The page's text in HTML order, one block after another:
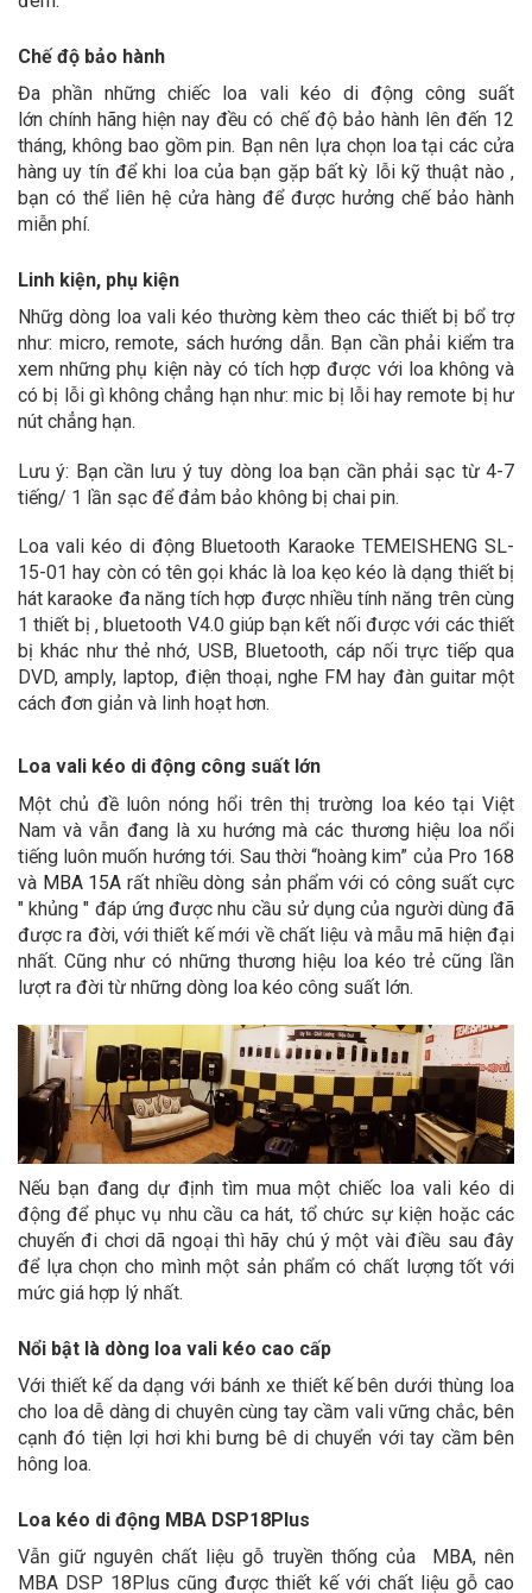
Chế độ bảo hành
Đa phần những chiếc loa vali kéo di động công suất
lớn chính hãng hiện nay đều có chế độ bảo hành lên đến 12
tháng, không bao gồm pin. Bạn nên lựa chọn loa tại các cửa
hàng uy tín để khi loa của bạn gặp bất kỳ lỗi kỹ thuật nào ,
bạn có thể liên hệ cửa hàng để được hưởng chế bảo hành
miễn phí.
Linh kiện, phụ kiện
Nhữg dòng loa vali kéo thường kèm theo các thiết bị bổ trợ
như: micro, remote, sách hướng dẫn. Bạn cần phải kiểm tra
xem những phụ kiện này có tích hợp được với loa không và
có bị lỗi gì không chẳng hạn như: mic bị lỗi hay remote bị hư
nút chẳng hạn.
Lưu ý: Bạn cần lưu ý tuy dòng loa bạn cần phải sạc từ 4-7
tiếng/ 1 lần sạc để đảm bảo không bị chai pin­­­­­­­­­.
Loa vali kéo di động Bluetooth Karaoke TEMEISHENG SL-
15-01 hay còn có tên gọi khác là loa kẹo kéo là dạng thiết bị
hát karaoke đa năng tích hợp được nhiều tính năng trên cùng
1 thiết bị , bluetooth V4.0 giúp bạn kết nối được với các thiết
bị khác như thẻ nhớ, USB, Bluetooth, cáp nối trực tiếp qua
DVD, amply, laptop, điện thoại, nghe FM hay đàn guitar một
cách đơn giản và linh hoạt hơn.
Loa vali kéo di động công suất lớn
Một chủ đề luôn nóng hổi trên thị trường loa kéo tại Việt
Nam và vẫn đang là xu hướng mà các thương hiệu loa nổi
tiếng luôn muốn hướng tới. Sau thời “hoàng kim” của Pro 168
và MBA 15A rất nhiều dòng sản phẩm với có công suất cực
" khủng " đáp ứng được nhu cầu sử dụng của người dùng đã
được ra đời, với thiết kế mới về chất liệu và mẫu mã hiện đại
nhất. Cũng như có những thương hiệu loa kéo trẻ cũng lần
lượt ra đời từ những dòng loa kéo công suất lớn.
Nếu bạn đang dự định tìm mua một chiếc loa vali kéo di
động để phục vụ nhu cầu ca hát, tổ chức sự kiện hoặc các
chuyến đi chơi dã ngoại thì hãy chú ý một vài điều sau đây
để lựa chọn cho mình một sản phẩm có chất lượng tốt với
mức giá hợp lý nhất.
Nổi bật là dòng loa vali kéo cao cấp
Với thiết kế da dạng với bánh xe thiết kế bên dưới thùng loa
cho loa dễ dàng di chuyên cùng tay cầm vali vững chắc, bên
cạnh đó tiện lợi hơi khi bưng bê di chuyển với tay cầm bên
hông loa.
Loa kéo di động MBA DSP18Plus
Vẫn giữ nguyên chất liệu gỗ truyền thống của MBA, nên
MBA DSP 18Plus cũng được thiết kế với chất liệu gỗ cao